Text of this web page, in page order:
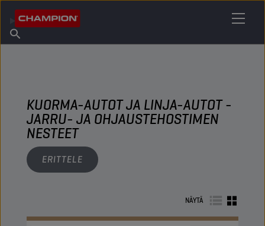
Tietoa Championista
Etsi myyntipiste
KUORMA-AUTOT JA LINJA-AUTOT -
JARRU- JA OHJAUSTEHOSTIMEN
NESTEET
ERITTELE
NÄYTÄ